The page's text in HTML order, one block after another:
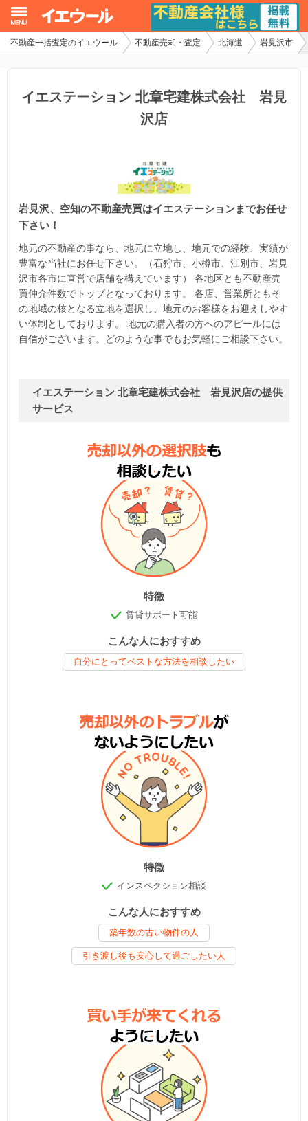
不動産一括査定のイエウール 不動産売却・査定 北海道 岩見沢市
イエステーション 北章宅建株式会社 岩見
沢店
岩見沢、空知の不動産売買はイエステーションまでお任せ
下さい！
地元の不動産の事なら、地元に立地し、地元での経験、実績が
豊富な当社にお任せ下さい。（石狩市、小樽市、江別市、岩見
沢市各市に直営で店舗を構えています） 各地区とも不動産売
買仲介件数でトップとなっております。 各店、営業所ともそ
の地域の核となる立地を選択し、地元のお客様をお迎えしやす
い体制としております。 地元の購入者の方へのアピールには
自信がございます。どのような事でもお気軽にご相談下さい。
イエステーション 北章宅建株式会社 岩見沢店の提供
サービス
特徴
賃貸サポート可能
こんな人におすすめ
自分にとってベストな方法を相談したい
特徴
インスペクション相談
こんな人におすすめ
築年数の古い物件の人
引き渡し後も安心して過ごしたい人
イエウール加盟希望の不動産会社様
お問い合わせ